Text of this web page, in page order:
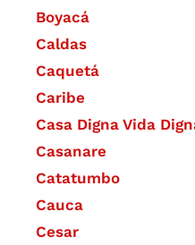
Boyacá
Caldas
Caquetá
Caribe
Casa Digna Vida
Casanare
Catatumbo
Cauca
Cesar